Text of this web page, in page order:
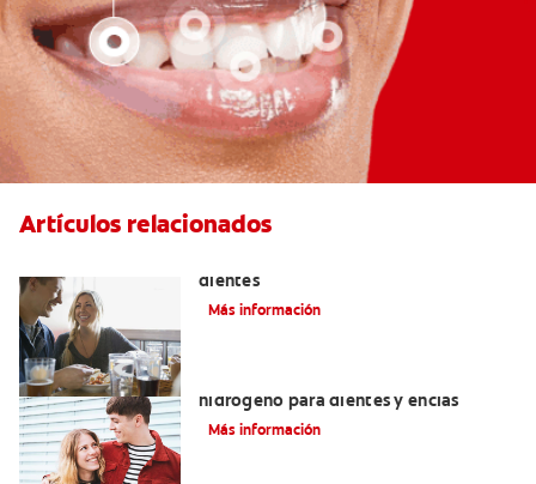
Artículos relacionados
dientes
Más información
hidrógeno para dientes y encías
Más información